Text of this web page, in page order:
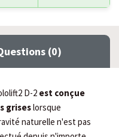
(0)
D-2 est conçue
griseslorsque
naturelle n'est pas